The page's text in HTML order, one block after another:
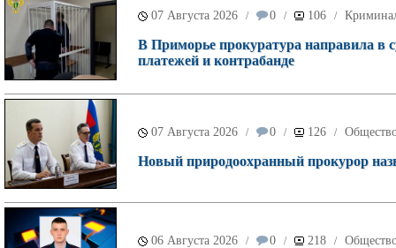
07 Августа 2026 / 0 / 106 /
В Приморье прокуратура направила в
платежей и контрабанде
07 Августа 2026 / 0 / 126 /
Новый природоохранный прокурор
06 Августа 2026 / 0 / 218 /